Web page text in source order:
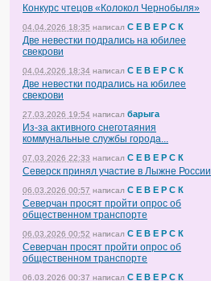
Конкурс чтецов «Колокол Чернобыля»
04.04.2026 18:35 написал С Е В Е Р С К
Две невестки подрались на юбилее
свекрови
04.04.2026 18:34 написал С Е В Е Р С К
Две невестки подрались на юбилее
свекрови
27.03.2026 19:54 написал барыга
Из-за активного снеготаяния
коммунальные службы города...
07.03.2026 22:33 написал С Е В Е Р С К
Северск принял участие в Лыжне России
06.03.2026 00:57 написал С Е В Е Р С К
Северчан просят пройти опрос об
общественном транспорте
06.03.2026 00:52 написал С Е В Е Р С К
Северчан просят пройти опрос об
общественном транспорте
06.03.2026 00:37 написал С Е В Е Р С К